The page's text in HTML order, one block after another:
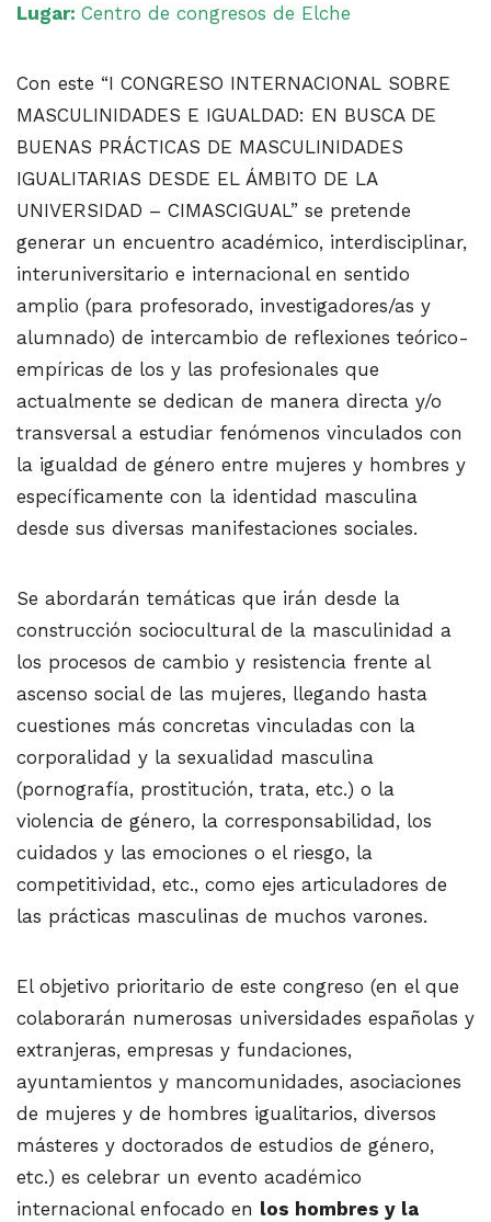
Lugar: Centro de congresos de Elche
Con este “I CONGRESO INTERNACIONAL SOBRE
MASCULINIDADES E IGUALDAD: EN BUSCA DE
BUENAS PRÁCTICAS DE MASCULINIDADES
IGUALITARIAS DESDE EL ÁMBITO DE LA
UNIVERSIDAD – CIMASCIGUAL” se pretende
generar un encuentro académico, interdisciplinar,
interuniversitario e internacional en sentido
amplio (para profesorado, investigadores/as y
alumnado) de intercambio de reflexiones teórico-
empíricas de los y las profesionales que
actualmente se dedican de manera directa y/o
transversal a estudiar fenómenos vinculados con
la igualdad de género entre mujeres y hombres y
específicamente con la identidad masculina
desde sus diversas manifestaciones sociales.
Se abordarán temáticas que irán desde la
construcción sociocultural de la masculinidad a
los procesos de cambio y resistencia frente al
ascenso social de las mujeres, llegando hasta
cuestiones más concretas vinculadas con la
corporalidad y la sexualidad masculina
(pornografía, prostitución, trata, etc.) o la
violencia de género, la corresponsabilidad, los
cuidados y las emociones o el riesgo, la
competitividad, etc., como ejes articuladores de
las prácticas masculinas de muchos varones.
El objetivo prioritario de este congreso (en el que
colaborarán numerosas universidades españolas y
extranjeras, empresas y fundaciones,
ayuntamientos y mancomunidades, asociaciones
de mujeres y de hombres igualitarios, diversos
másteres y doctorados de estudios de género,
etc.) es celebrar un evento académico
internacional enfocado en los hombres y la